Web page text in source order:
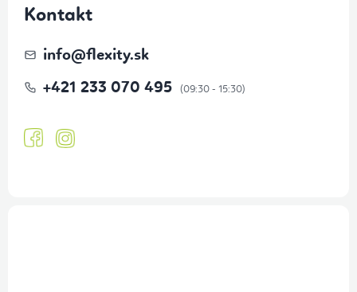
Kontakt
info@flexity.sk
+421 233 070 495